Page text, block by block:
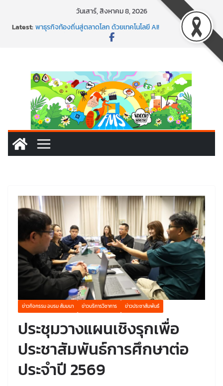
วันเสาร์, สิงหาคม 8, 2026
Latest:พาธุรกิจท้องถิ่นสู่ตลาดโลก ด้วยเทคโนโลยี AI!
SMEs ยุคนี้ ถ้าไม่ใช้ AI ถือว่าพลาดมาก!
พร้อมลุยแล้ว! ปักหมุดโรดแมป AI อัปสกิลธุรกิจให้พุ่งทะยาน
ข่าวกิจกรรม อบรม สัมมนา ข่าวบริการวิชาการ ข่าวประชาสัมพันธ์
ประชุมวางแผนเชิงรุกเพื่อ
ประชาสัมพันธ์การศึกษาต่อ
ประจำปี 2569